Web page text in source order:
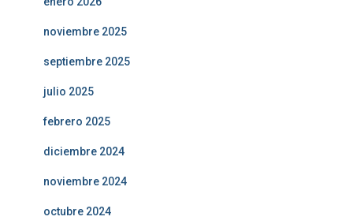
noviembre 2025
septiembre 2025
julio 2025
febrero 2025
diciembre 2024
noviembre 2024
octubre 2024